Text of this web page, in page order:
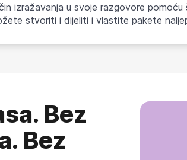
izražavanja u svoje razgovore pomoću
stvoriti i dijeliti i vlastite pakete
Bez
Bez